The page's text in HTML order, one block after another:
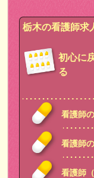
栃木の看護師求
初心に
る
看護師
看護師
看護師